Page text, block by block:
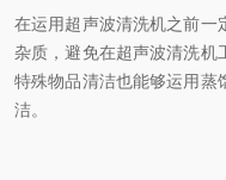
在运用超声波清洗机之前一
杂质，避免在超声波清洗机
特殊物品清洁也能够运用蒸
洁。